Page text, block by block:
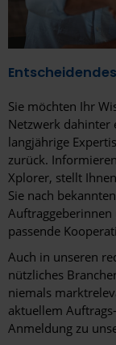
Sie möchten Ihr
Netzwerk dahinter
langjährige
zurück.
Xplorer, stellt
Sie nach
passende
Auch in unseren
nützliches
niemals
aktuellem
Anmeldung zu